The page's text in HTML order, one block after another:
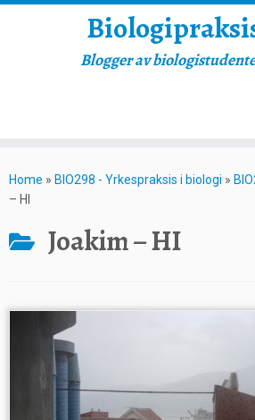
to
content
Blogger av
Home » BIO298 - Yrkespraksis i biologi »
– HI
Joakim – HI